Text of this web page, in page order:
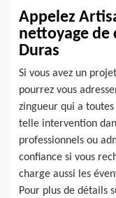
Appelez
nettoyage de
Duras
Si vous avez un
pourrez vous
zingueur qui a
telle intervention
professionnels ou
confiance si vous
charge aussi les
Pour plus de détails